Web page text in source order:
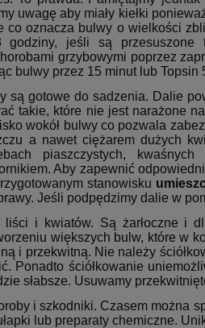
uwagę aby miały kiełki
co oznacza bulwy o wielkości
godziny, jeśli są przesuszone
grzybowymi poprzez
bulwy przez 15 minut lub
są gotowe do sadzenia. Dalie
takie, które nie jest narażone
wokół bulwy co pozwala
a nawet ciężarem dużych
piaszczystych,
Aby zapewnić
stanowisku
Jeśli podpędzimy dalie w
liści i kwiatów. Są żarłoczne i
większych bulw, które w
i przekwitną. Nie należy
Ponadto ściółkowanie
słabsze. Usuwamy
i szkodniki. Czasem można
lub preparaty chemiczne.